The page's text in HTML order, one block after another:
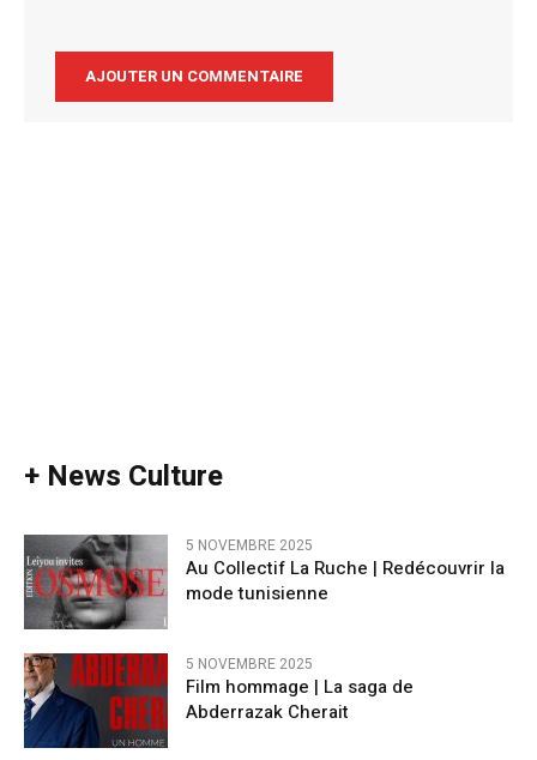
+ News Culture
5 NOVEMBRE 2025
Au Collectif La Ruche | Redécouvrir la
mode tunisienne
5 NOVEMBRE 2025
Film hommage | La saga de
Abderrazak Cherait